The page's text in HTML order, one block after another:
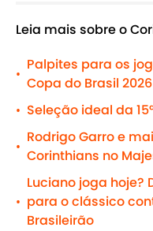
Leia mais sobre o
•
Palpites para os
Copa do Brasil 2026
• Seleção ideal da
•
Rodrigo Garro e
Corinthians no
•
Luciano joga hoje?
para o clássico
Brasileirão